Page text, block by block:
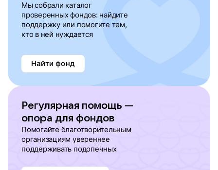
Мы собрали каталог
проверенных фондов: найдите
поддержку или помогите тем,
кто в ней нуждается
Найти фонд
Регулярная помощь —
опора для фондов
Помогайте благотворительным
организациям увереннее
поддерживать подопечных